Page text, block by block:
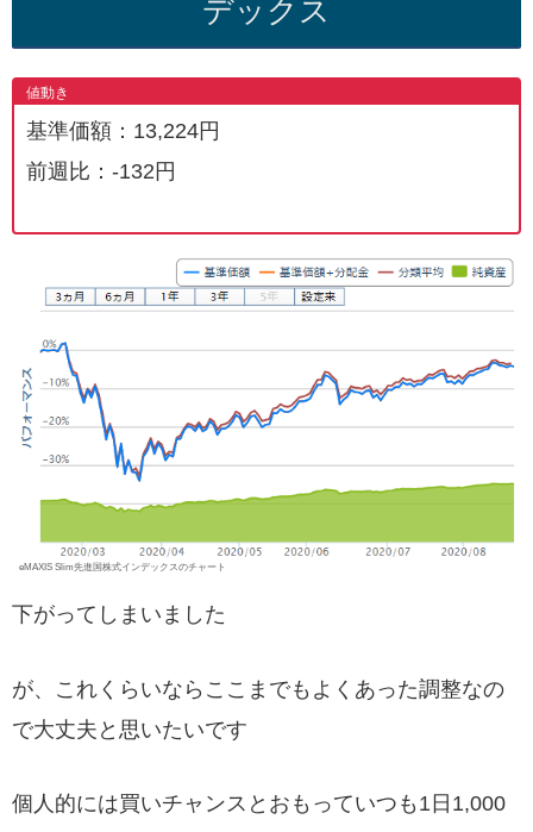
デックス
値動き
基準価額：13,224円
前週比：-132円
eMAXIS Slim先進国株式インデックスのチャート
下がってしまいました
が、これくらいならここまでもよくあった調整なの
で大丈夫と思いたいです
個人的には買いチャンスとおもっていつも1日1,000